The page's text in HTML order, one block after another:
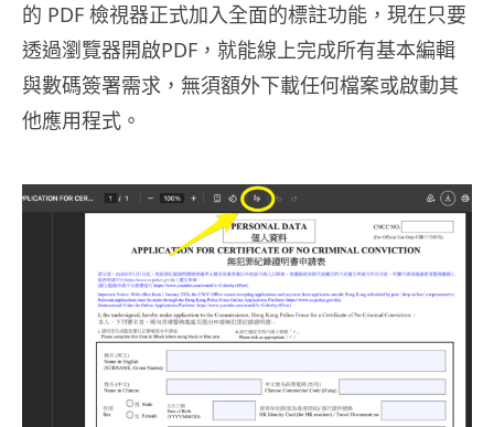
的 PDF 檢視器正式加入全面的標註功能，現在只要
透過瀏覽器開啟PDF，就能線上完成所有基本編輯
與數碼簽署需求，無須額外下載任何檔案或啟動其
他應用程式。